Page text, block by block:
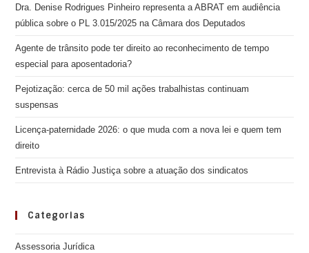
Dra. Denise Rodrigues Pinheiro representa a ABRAT em audiência
pública sobre o PL 3.015/2025 na Câmara dos Deputados
Agente de trânsito pode ter direito ao reconhecimento de tempo
especial para aposentadoria?
Pejotização: cerca de 50 mil ações trabalhistas continuam
suspensas
Licença-paternidade 2026: o que muda com a nova lei e quem tem
direito
Entrevista à Rádio Justiça sobre a atuação dos sindicatos
Categorias
Assessoria Jurídica